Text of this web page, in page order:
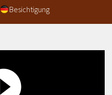
Besichtigung